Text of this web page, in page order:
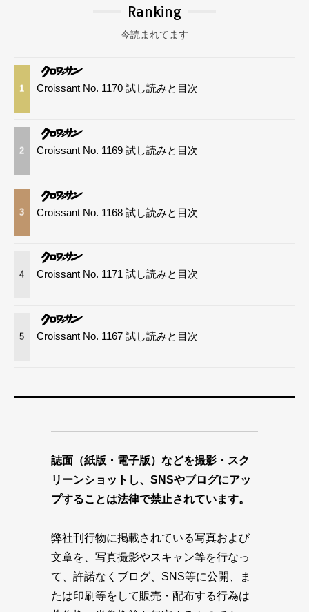
Ranking
今読まれてます
1 Croissant No. 1170 試し読みと目次
2 Croissant No. 1169 試し読みと目次
3 Croissant No. 1168 試し読みと目次
4 Croissant No. 1171 試し読みと目次
5 Croissant No. 1167 試し読みと目次
誌面（紙版・電子版）などを撮影・スク
リーンショットし、SNSやブログにアッ
プすることは法律で禁止されています。
弊社刊行物に掲載されている写真および
文章を、写真撮影やスキャン等を行なっ
て、許諾なくブログ、SNS等に公開、ま
たは印刷等をして販売・配布する行為は